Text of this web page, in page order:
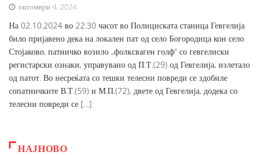
октомври 4, 2024
На 02.10.2024 во 22.30 часот во Полициската станица Гевгелија
било пријавено дека на локален пат од село Богородица кон село
Стојаково, патничко возило „фолксваген голф“ со гевгелиски
регистарски ознаки, управувано од П.Т.(29) од Гевгелија, излетало
од патот. Во несреќата со тешки телесни повреди се здобиле
сопатничките В.Т.(59) и М.П.(72), двете од Гевгелија, додека со
телесни повреди се […]
НАЈНОВО